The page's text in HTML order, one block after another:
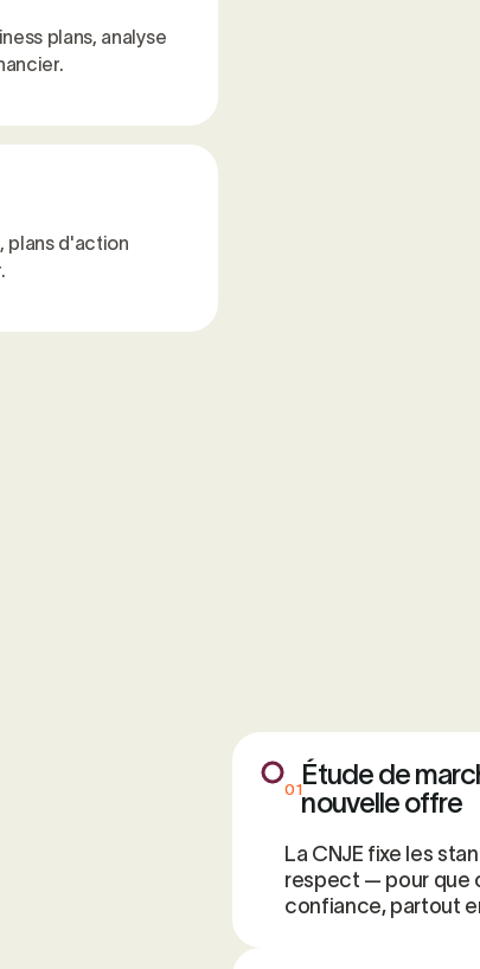
plans, analyse
plans d'action
01Étude de
nouvelle offre
La CNJE fixe les
respect — pour que
confiance, partout